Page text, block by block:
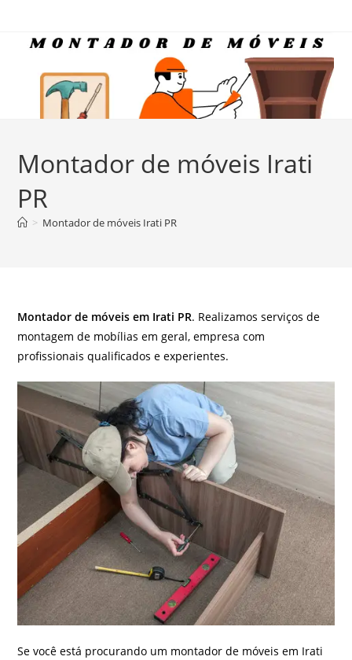
Montador de móveis Irati
PR
> Montador de móveis Irati PR
Montador de móveis em Irati PR. Realizamos serviços de
montagem de mobílias em geral, empresa com
profissionais qualificados e experientes.
Se você está procurando um montador de móveis em Irati